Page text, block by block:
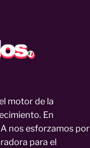
motor de la
En
nos esforzamos por
para el